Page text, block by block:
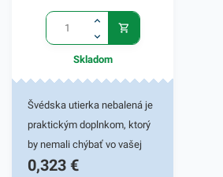
nájdete ďalšie podobné
produkty.
Skladom
Švédska utierka nebalená je
praktickým doplnkom, ktorý
by nemali chýbať vo vašej
čistiacej sade u vás doma.
0,323 €